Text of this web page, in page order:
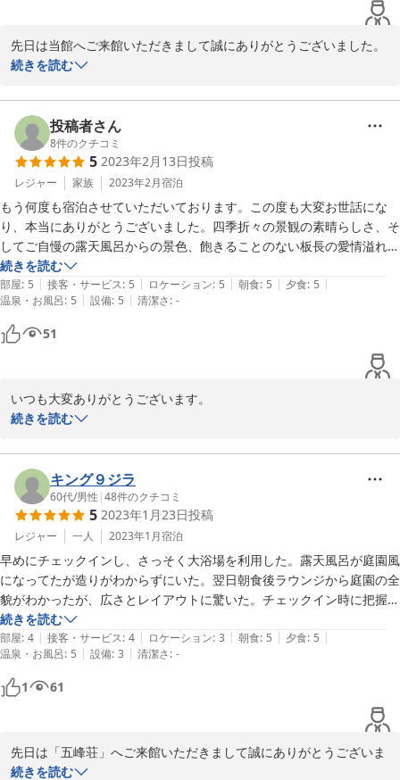
いつかまたお邪魔したいです。
先日は当館へご来館いただきまして誠にありがとうございました。
ご投稿を拝見し、ますます元気になりました。
て良かったです。
寝湯の枕に関しましては今後検討してまいりたいと思います。
階段下の「鰍の湯」はこれからの新緑の季節も最高です。
またのお帰りを心よりお待ち申し上げております。
2023-03-13
続きを読む
投稿者さん
8件のクチコミ
5 2023年2月13日投稿
レジャー 家族 2023年2月宿泊
もう何度も宿泊させていただいております。この度も大変お世話にな
り、本当にありがとうございました。四季折々の景観の素晴らしさ、そ
してご自慢の露天風呂からの景色、飽きることのない板長の愛情溢れる
続きを読む
部屋: 5 | 接客・サービス: 5 | ロケーション: 5 | 朝食: 5 | 夕食: 5 |
温泉・お風呂: 5 | 設備: 5 | 清潔さ: -
51
いつも大変ありがとうございます。
普段お酒を召し上がらないご主人が日本酒を美味しいと召し上がっ
また是非ご主人、ご家族様とのお帰りを心よりお待ち申し上げてお
2023-02-17
続きを読む
キング９ジラ
60代/男性 |48件のクチコミ
5 2023年1月23日投稿
レジャー 一人 2023年1月宿泊
早めにチェックインし、さっそく大浴場を利用した。露天風呂が庭園風
になってたが造りがわからずにいた。翌日朝食後ラウンジから庭園の全
貌がわかったが、広さとレイアウトに驚いた。チェックイン時に把握で
きていれば風呂の楽しみかたも増やせた。食事は酒とのバランスがよく
うまかった。自然郷という地元の酒だ。発砲感が微妙で料理とマッチし
ていたが、売店で買い、後日自宅で飲んだが若干違うもののようだ。難
しいね。
宿のもてなし、料理のうまさ、風呂等設備非常によく、寒い季節にまた
続きを読む
部屋: 4 | 接客・サービス: 4 | ロケーション: 3 | 朝食: 5 | 夕食: 5 |
温泉・お風呂: 5 | 設備: 3 | 清潔さ: -
1 61
先日は「五峰荘」へご来館いただきまして誠にありがとうございま
した。
続きを読む